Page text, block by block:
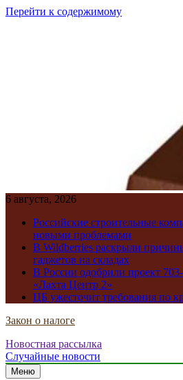
Перейти к содержимому
6 августа, 2026
Российские строительные
новыми проблемами
В Wildberries раскрыли
гаджетов на складах
В России одобрили проект
«Лахта Центр 2»
ЦБ ужесточит требования по
Закон о налоге
Новостная рассылка
Случайные новости
Меню